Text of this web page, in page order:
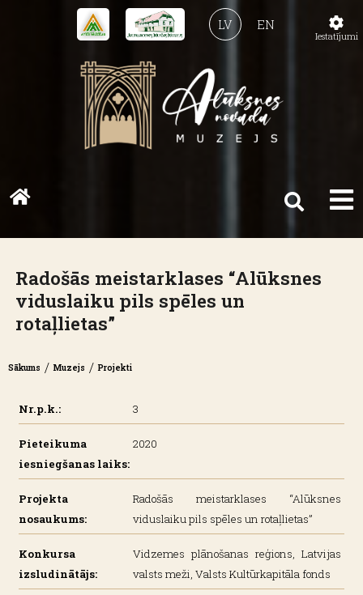
EN
LV
Radošās meistarklases “Alūksnes
viduslaiku pils spēles un
rotaļlietas”
Sākums / Muzejs / Projekti
Nr.p.k.: 3
Pieteikuma
iesniegšanas laiks:
2020
Projekta
nosaukums:
Radošās meistarklases “Alūksnes
viduslaiku pils spēles un rotaļlietas”
Konkursa
izsludinātājs:
Vidzemes plānošanas reģions, Latvijas
valsts meži, Valsts Kultūrkapitāla fonds
Iestatījumi